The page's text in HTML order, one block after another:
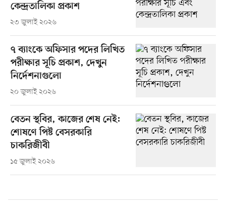
কেন্দ্রতালিকা প্রকাশ
২৩ জুলাই ২০২৬
৭ ব্যাংকে অফিসার পদের লিখিত
পরীক্ষার সূচি প্রকাশ, দেখুন
নির্দেশনাগুলো
২০ জুলাই ২০২৬
বেতন স্থবির, কাজের শেষ নেই:
শোষণে পিষ্ট বেসরকারি
চাকরিজীবী
১৫ জুলাই ২০২৬